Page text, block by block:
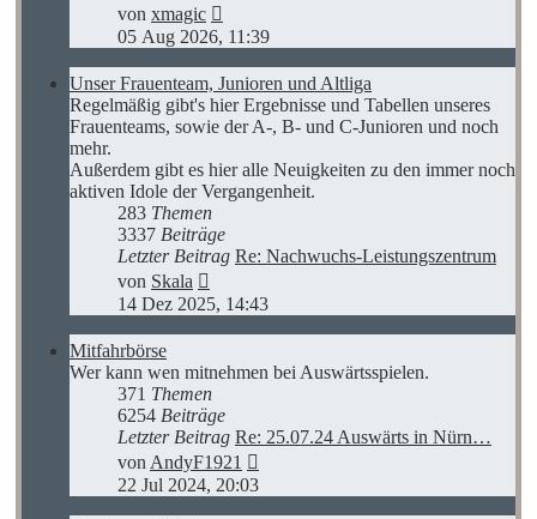
von xmagic
Beitrag
05 Aug 2026, 11:39
Unser Frauenteam, Junioren und Altliga
Regelmäßig gibt's hier Ergebnisse und Tabellen unseres
Frauenteams, sowie der A-, B- und C-Junioren und noch
mehr.
Außerdem gibt es hier alle Neuigkeiten zu den immer noch
aktiven Idole der Vergangenheit.
283 Themen
3337 Beiträge
Letzter Beitrag Re: Nachwuchs-Leistungszentrum
von Skala
Beitrag
14 Dez 2025, 14:43
Mitfahrbörse
Wer kann wen mitnehmen bei Auswärtsspielen.
371 Themen
6254 Beiträge
Letzter Beitrag Re: 25.07.24 Auswärts in Nürn…
von AndyF1921
22 Jul 2024, 20:03